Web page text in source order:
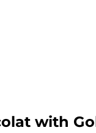
with